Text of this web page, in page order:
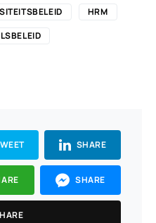
HRM
SHARE
SHARE